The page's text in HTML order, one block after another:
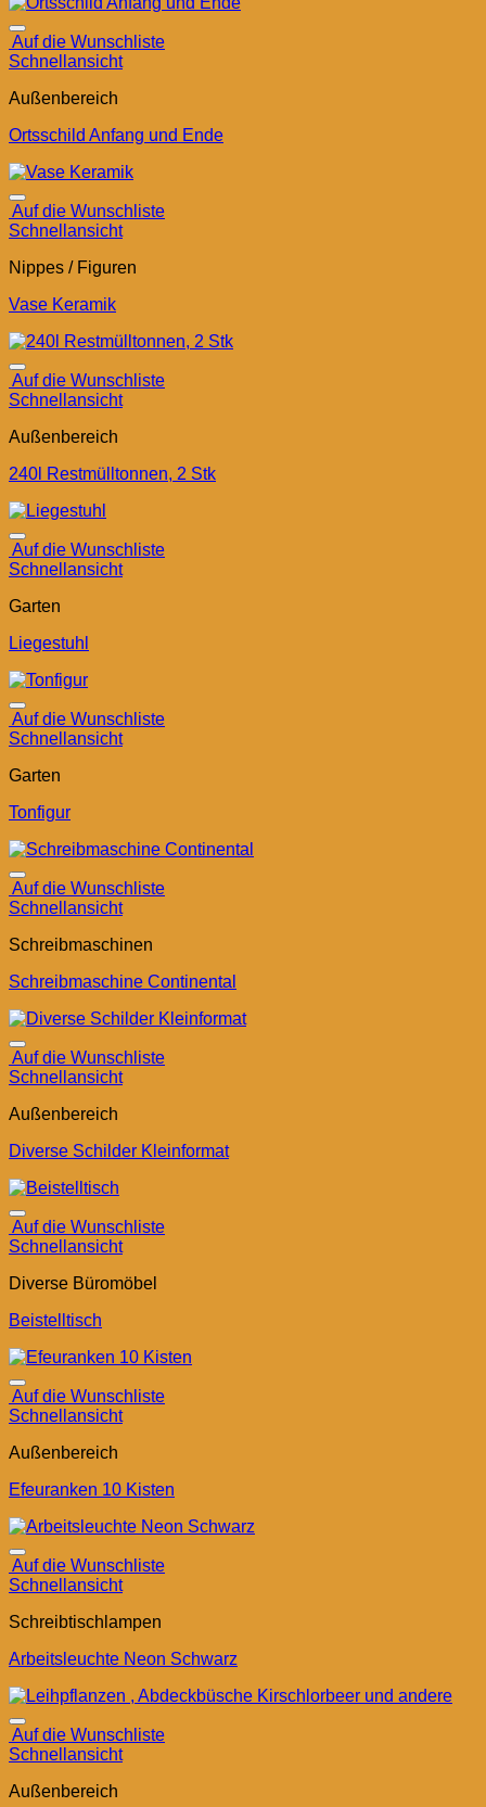
Auf die Wunschliste
Schnellansicht
Außenbereich
Ortsschild Anfang und Ende
Auf die Wunschliste
Schnellansicht
Nippes / Figuren
Vase Keramik
Auf die Wunschliste
Schnellansicht
Außenbereich
240l Restmülltonnen, 2 Stk
Auf die Wunschliste
Schnellansicht
Garten
Liegestuhl
Auf die Wunschliste
Schnellansicht
Garten
Tonfigur
Auf die Wunschliste
Schnellansicht
Schreibmaschinen
Schreibmaschine Continental
Auf die Wunschliste
Schnellansicht
Außenbereich
Diverse Schilder Kleinformat
Auf die Wunschliste
Schnellansicht
Diverse Büromöbel
Beistelltisch
Auf die Wunschliste
Schnellansicht
Außenbereich
Efeuranken 10 Kisten
Auf die Wunschliste
Schnellansicht
Schreibtischlampen
Arbeitsleuchte Neon Schwarz
Auf die Wunschliste
Schnellansicht
Außenbereich